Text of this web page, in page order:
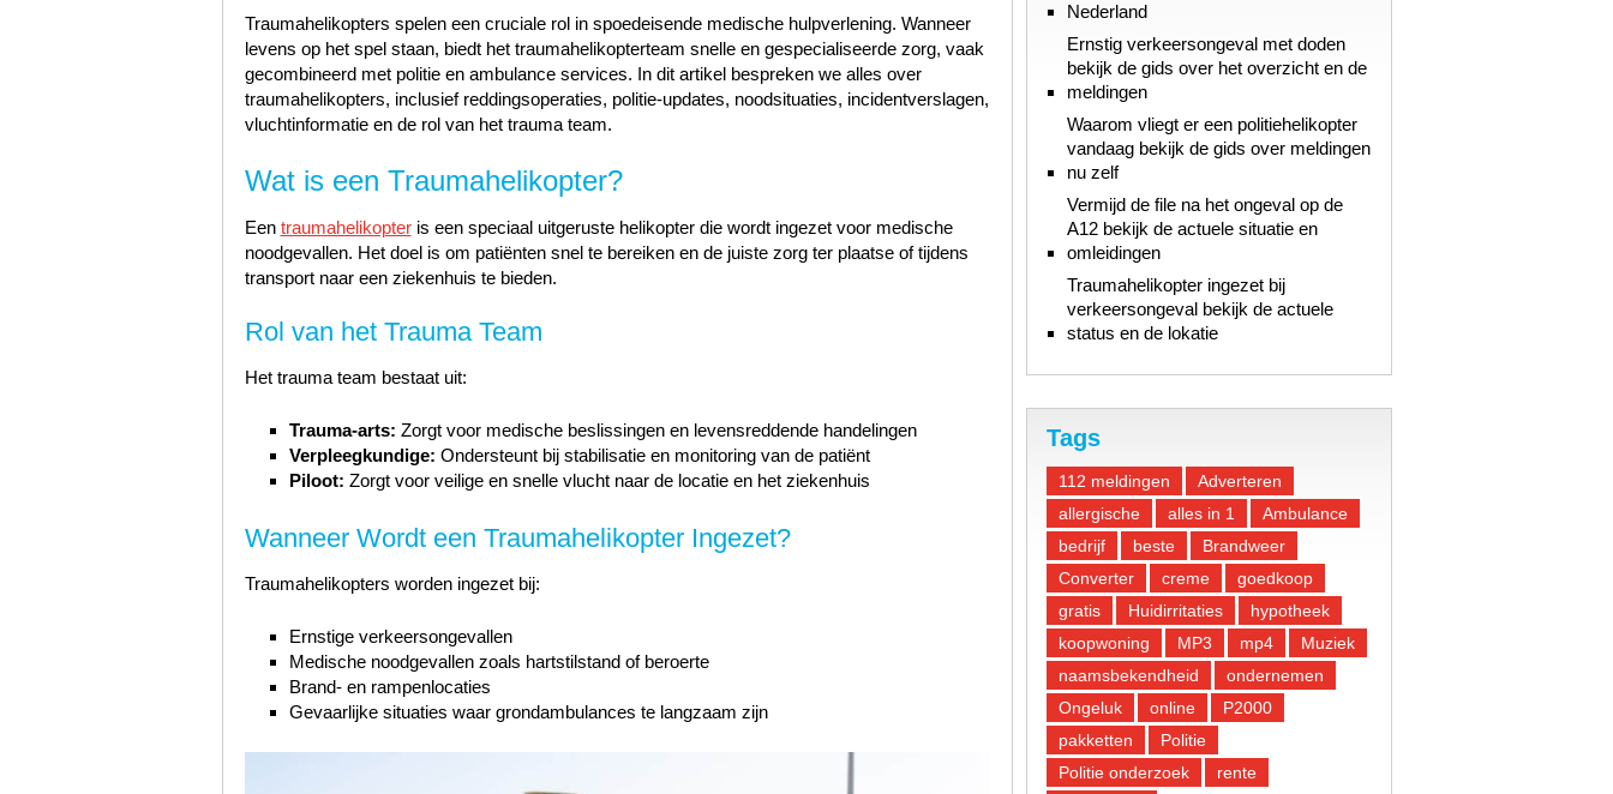
Traumahelikopters spelen een cruciale rol in spoedeisende medische hulpverlening. Wanneer
levens op het spel staan, biedt het traumahelikopterteam snelle en gespecialiseerde zorg, vaak
gecombineerd met politie en ambulance services. In dit artikel bespreken we alles over
traumahelikopters, inclusief reddingsoperaties, politie-updates, noodsituaties, incidentverslagen,
vluchtinformatie en de rol van het trauma team.
Wat is een Traumahelikopter?
Een traumahelikopteris een speciaal uitgeruste helikopter die wordt ingezet voor medische
noodgevallen. Het doel is om patiënten snel te bereiken en de juiste zorg ter plaatse of tijdens
transport naar een ziekenhuis te bieden.
Rol van het Trauma Team
Het trauma team bestaat uit:
Trauma-arts: Zorgt voor medische beslissingen en levensreddende handelingen
Verpleegkundige: Ondersteunt bij stabilisatie en monitoring van de patiënt
Piloot: Zorgt voor veilige en snelle vlucht naar de locatie en het ziekenhuis
Wanneer Wordt een Traumahelikopter Ingezet?
Traumahelikopters worden ingezet bij:
Ernstige verkeersongevallen
Medische noodgevallen zoals hartstilstand of beroerte
Brand- en rampenlocaties
Gevaarlijke situaties waar grondambulances te langzaam zijn
Nederland
Ernstig verkeersongeval met doden
bekijk de gids over het overzicht en de
meldingen
Waarom vliegt er een politiehelikopter
vandaag bekijk de gids over meldingen
nu zelf
Vermijd de file na het ongeval op de
A12 bekijk de actuele situatie en
omleidingen
Traumahelikopter ingezet bij
verkeersongeval bekijk de actuele
status en de lokatie
Tags
112 meldingen
Adverteren
allergische
alles in 1
Ambulance
bedrijf
beste
Brandweer
Converter
creme
goedkoop
gratis
Huidirritaties
hypotheek
koopwoning
MP3 mp4
Muziek
naamsbekendheid
ondernemen
Ongeluk
online
P2000
pakketten
Politie
Politie onderzoek
rente